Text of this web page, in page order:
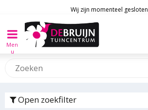
Men
u
Wij zijn momenteel gesloten
Open zoekfilter